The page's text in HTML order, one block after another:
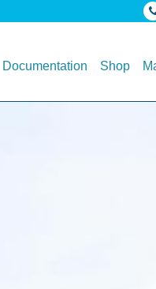
Documentation Shop